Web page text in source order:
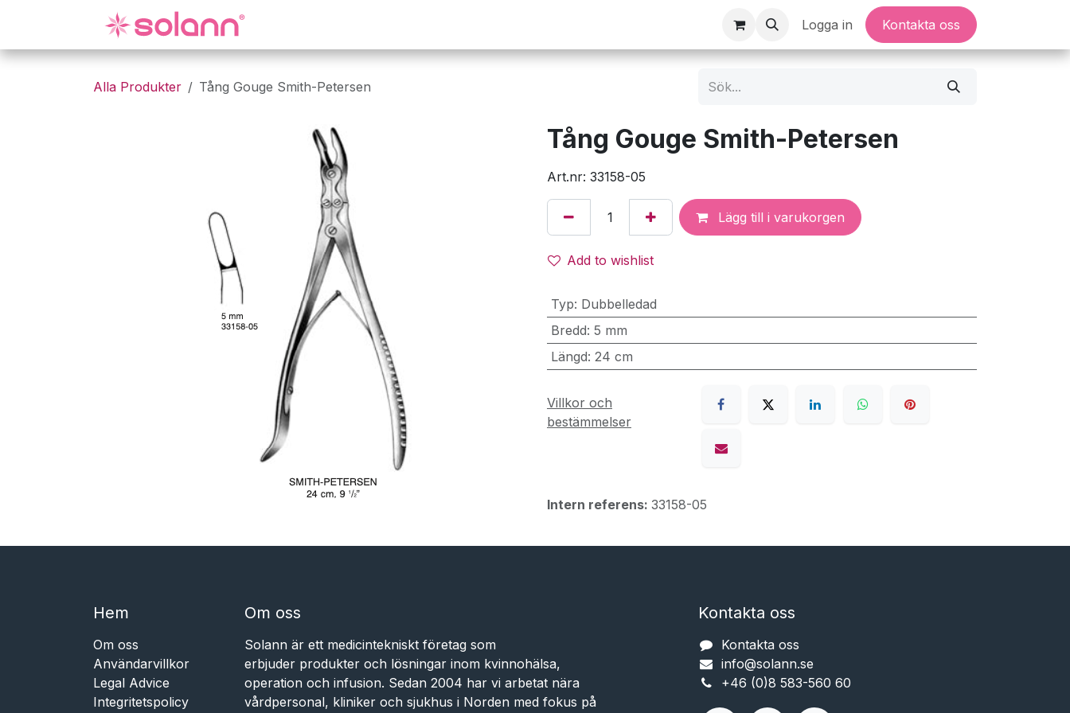
Logga in Kontakta oss
Alla Produkter Tång Gouge Smith-Petersen
Tång Gouge Smith-Petersen
Art.nr: 33158-05
Lägg till i varukorgen
Add to wishlist
Typ: Dubbelledad
Bredd: 5 mm
Längd: 24 cm
Villkor och
bestämmelser
Intern referens: 33158-05
Hem​​
Om oss
Användarvillkor
Legal Advice
Integritetspolicy
Om oss
Solann är ett medicintekniskt företag som
erbjuder produkter och lösningar inom kvinnohälsa,
operation och infusion. Sedan 2004 har vi arbetat nära
vårdpersonal, kliniker och sjukhus i Norden med fokus på
Kontakta oss
Kontakta oss
info@solann.se​​​​​​
+46 (0)8 583-560 60